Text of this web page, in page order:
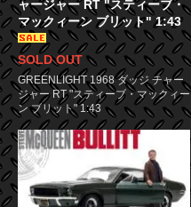
ャージャー RT "スティーブ・
マックィーン ブリット" 1:43
SOLD OUT
GREENLIGHT 1968 ダッジ チャー
ジャー RT "スティーブ・マックィー
ン ブリット" 1:43